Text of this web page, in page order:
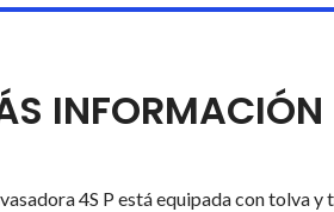
INFORMACIÓN
4S P está equipada con tolva